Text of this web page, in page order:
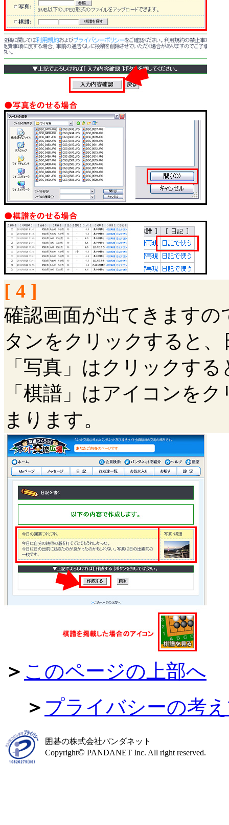
[ 4 ]
確認画面が出てきます
タンをクリックすると
「写真」はクリックす
「棋譜」はアイコンを
まります。
＞ このページの上部へ
＞ プライバシーの考
囲碁の株式会社パンダネット
Copyright© PANDANET Inc. All right reserved.